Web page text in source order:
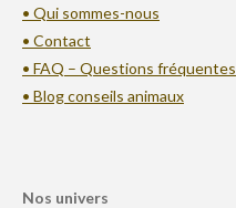
• Qui sommes-nous
• Contact
• FAQ – Questions fréquentes
• Blog conseils animaux
Nos univers